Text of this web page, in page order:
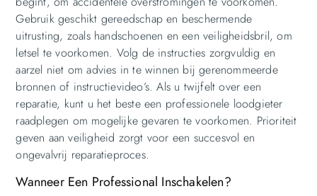
Gebruik geschikt gereedschap en beschermende
uitrusting, zoals handschoenen en een veiligheidsbril, om
letsel te voorkomen. Volg de instructies zorgvuldig en
aarzel niet om advies in te winnen bij gerenommeerde
bronnen of instructievideo’s. Als u twijfelt over een
reparatie, kunt u het beste een professionele loodgieter
raadplegen om mogelijke gevaren te voorkomen. Prioriteit
geven aan veiligheid zorgt voor een succesvol en
ongevalvrij reparatieproces.
Wanneer Een Professional Inschakelen?